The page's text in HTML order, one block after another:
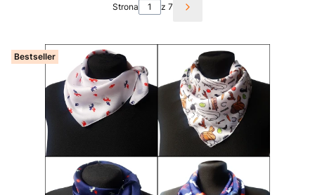
Strona z 7 Następne produkty
Bestseller